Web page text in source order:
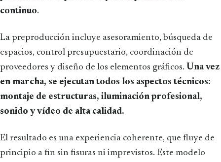
continuo.
La preproducción incluye asesoramiento, búsqueda de
espacios, control presupuestario, coordinación de
proveedores y diseño de los elementos gráficos. Una vez
en marcha, se ejecutan todos los aspectos técnicos:
montaje de estructuras, iluminación profesional,
sonido y vídeo de alta calidad.
El resultado es una experiencia coherente, que fluye de
principio a fin sin fisuras ni imprevistos. Este modelo